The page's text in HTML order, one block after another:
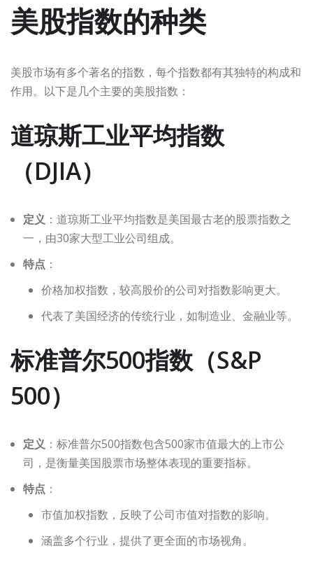
美股指数的种类
美股市场有多个著名的指数，每个指数都有其独特的构成和
作用。以下是几个主要的美股指数：
道琼斯工业平均指数
（DJIA）
定义 ：道琼斯工业平均指数是美国最古老的股票指数之
一，由30家大型工业公司组成。
特点 ：
价格加权指数，较高股价的公司对指数影响更大。
代表了美国经济的传统行业，如制造业、金融业等。
标准普尔500指数（S&P
500）
定义 ：标准普尔500指数包含500家市值最大的上市公
司，是衡量美国股票市场整体表现的重要指标。
特点 ：
市值加权指数，反映了公司市值对指数的影响。
涵盖多个行业，提供了更全面的市场视角。